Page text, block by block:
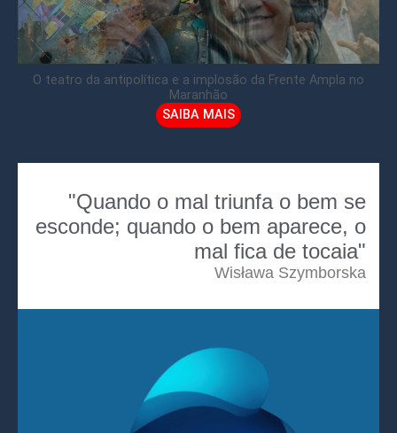
O teatro da antipolítica e a implosão da Frente Ampla no
Maranhão
SAIBA MAIS
"Quando o mal triunfa o bem se
esconde; quando o bem aparece, o
mal fica de tocaia"
Wisława Szymborska